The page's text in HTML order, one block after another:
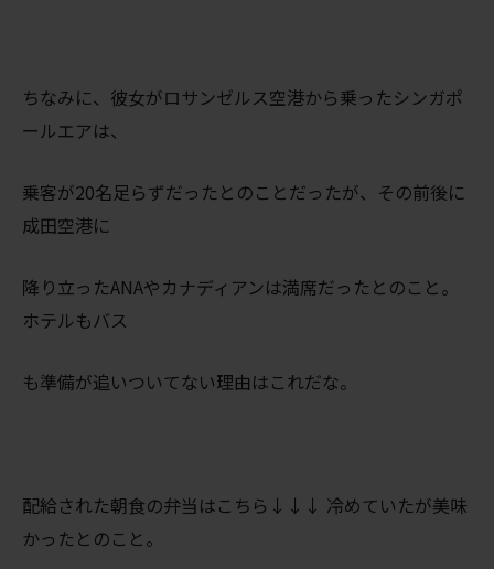
ちなみに、彼女がロサンゼルス空港から乗ったシンガポ
ールエアは、
乗客が20名足らずだったとのことだったが、その前後に
成田空港に
降り立ったANAやカナディアンは満席だったとのこと。
ホテルもバス
も準備が追いついてない理由はこれだな。
配給された朝食の弁当はこちら↓↓↓ 冷めていたが美味
かったとのこと。